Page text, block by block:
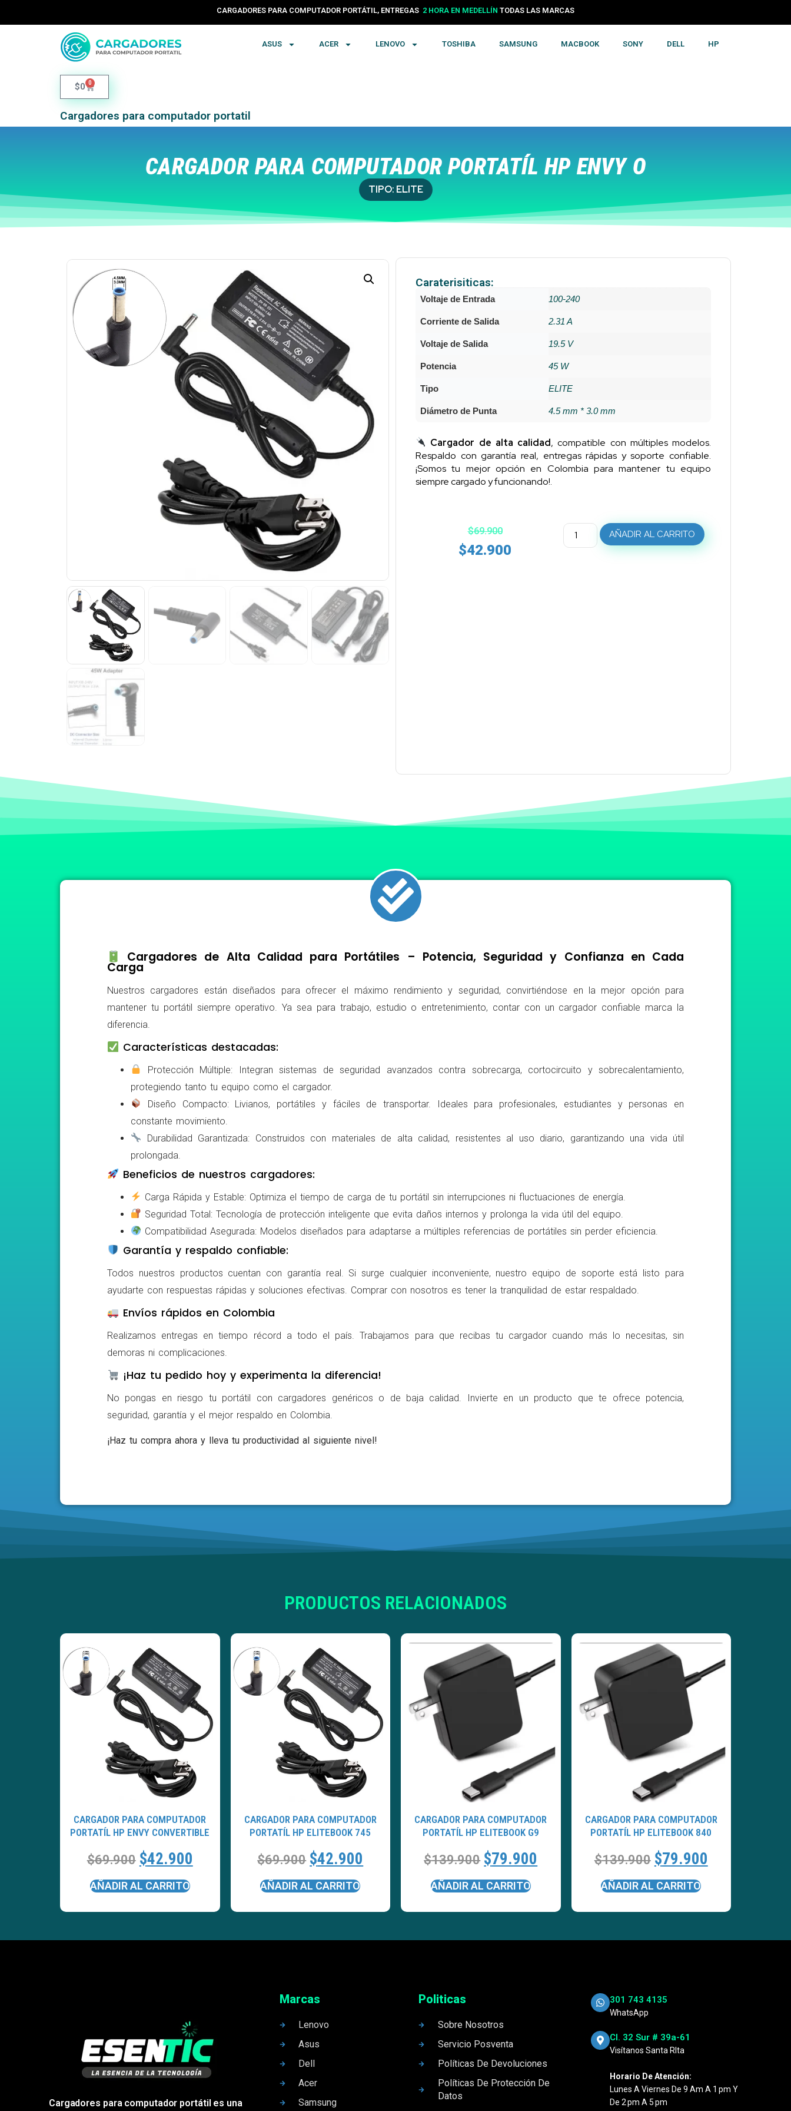
CARGADORES PARA COMPUTADOR PORTÁTIL, ENTREGAS 2 HORA EN MEDELLÍN
24 HORAS EN COLOMBIA TODAS LAS MARCAS
ASUS ACER LENOVO TOSHIBA SAMSUNG MACBOOK SONY DELL HP
$0 0
Cargadores para computador portatil
CARGADOR PARA COMPUTADOR PORTATÍL HP ENVY O
TIPO: ELITE
Caraterisiticas:
Voltaje de Entrada 100-240
Corriente de Salida 2.31 A
Voltaje de Salida 19.5 V
Potencia 45 W
Tipo ELITE
Diámetro de Punta 4.5 mm * 3.0 mm
Cargador de alta calidad, compatible con múltiples modelos.
Respaldo con garantía real, entregas rápidas y soporte confiable.
¡Somos tu mejor opción en Colombia para mantener tu equipo
siempre cargado y funcionando!.
$69.900
$42.900
AÑADIR AL CARRITO
Cargadores de Alta Calidad para Portátiles – Potencia, Seguridad y Confianza en Cada
Carga
Nuestros cargadores están diseñados para ofrecer el máximo rendimiento y seguridad, convirtiéndose en la mejor opción para
mantener tu portátil siempre operativo. Ya sea para trabajo, estudio o entretenimiento, contar con un cargador confiable marca la
diferencia.
Características destacadas:
Protección Múltiple: Integran sistemas de seguridad avanzados contra sobrecarga, cortocircuito y sobrecalentamiento,
protegiendo tanto tu equipo como el cargador.
Diseño Compacto: Livianos, portátiles y fáciles de transportar. Ideales para profesionales, estudiantes y personas en
constante movimiento.
Durabilidad Garantizada: Construidos con materiales de alta calidad, resistentes al uso diario, garantizando una vida útil
prolongada.
Beneficios de nuestros cargadores:
Carga Rápida y Estable: Optimiza el tiempo de carga de tu portátil sin interrupciones ni fluctuaciones de energía.
Seguridad Total: Tecnología de protección inteligente que evita daños internos y prolonga la vida útil del equipo.
Compatibilidad Asegurada: Modelos diseñados para adaptarse a múltiples referencias de portátiles sin perder eficiencia.
Garantía y respaldo confiable:
Todos nuestros productos cuentan con garantía real. Si surge cualquier inconveniente, nuestro equipo de soporte está listo para
ayudarte con respuestas rápidas y soluciones efectivas. Comprar con nosotros es tener la tranquilidad de estar respaldado.
Envíos rápidos en Colombia
Realizamos entregas en tiempo récord a todo el país. Trabajamos para que recibas tu cargador cuando más lo necesitas, sin
demoras ni complicaciones.
¡Haz tu pedido hoy y experimenta la diferencia!
No pongas en riesgo tu portátil con cargadores genéricos o de baja calidad. Invierte en un producto que te ofrece potencia,
seguridad, garantía y el mejor respaldo en Colombia.
¡Haz tu compra ahora y lleva tu productividad al siguiente nivel!
PRODUCTOS RELACIONADOS
CARGADOR PARA COMPUTADOR
PORTATÍL HP ENVY CONVERTIBLE
$69.900 $42.900
AÑADIR AL CARRITO
CARGADOR PARA COMPUTADOR
PORTATÍL HP ELITEBOOK 745
$69.900 $42.900
AÑADIR AL CARRITO
CARGADOR PARA COMPUTADOR
PORTATÍL HP ELITEBOOK G9
$139.900 $79.900
AÑADIR AL CARRITO
CARGADOR PARA COMPUTADOR
PORTATÍL HP ELITEBOOK 840
$139.900 $79.900
AÑADIR AL CARRITO
Cargadores para computador portátil es una
Marcas
Lenovo
Asus
Dell
Acer
Samsung
Politicas
Sobre Nosotros
Servicio Posventa
Políticas De Devoluciones
Políticas De Protección De
Datos
301 743 4135
WhatsApp
Cl. 32 Sur # 39a-61
Visítanos Santa RIta
Horario De Atención:
Lunes A Viernes De 9 Am A 1 Pm Y
De 2 Pm A 5 Pm